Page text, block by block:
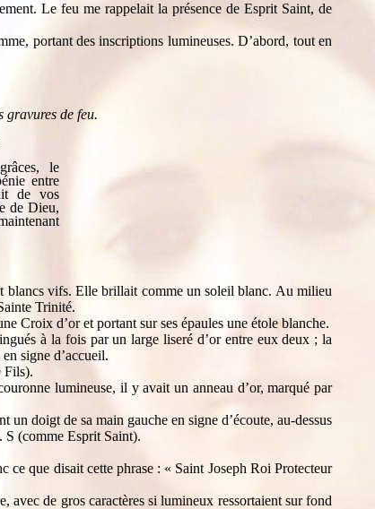
Le feu me rappelait la présence de Esprit Saint, de
portant des inscriptions lumineuses. D’abord, tout en
gravures de feu.
le
entre
de vos
de Dieu,
blancs vifs. Elle brillait comme un soleil blanc. Au milieu
Trinité.
Croix d’or et portant sur ses épaules une étole blanche.
à la fois par un large liseré d’or entre eux deux ; la
signe d’accueil.
Fils).
lumineuse, il y avait un anneau d’or, marqué par
doigt de sa main gauche en signe d’écoute, au-dessus
S (comme Esprit Saint).
que disait cette phrase : « Saint Joseph Roi Protecteur
de gros caractères si lumineux ressortaient sur fond